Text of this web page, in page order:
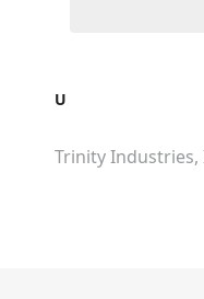
U
Trinity